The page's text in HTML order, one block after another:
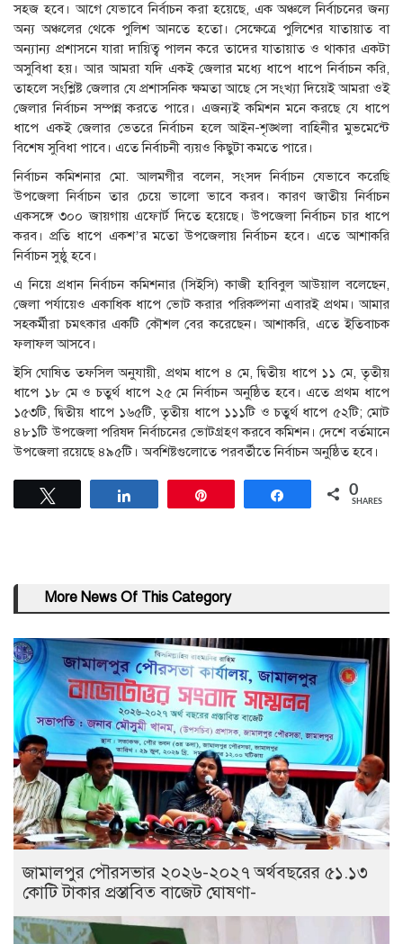
সহজ হবে। আগে যেভাবে নির্বাচন করা হয়েছে, এক অঞ্চলে নির্বাচনের জন্য
অন্য অঞ্চলের থেকে পুলিশ আনতে হতো। সেক্ষেত্রে পুলিশের যাতায়াত বা
অন্যান্য প্রশাসনে যারা দায়িত্ব পালন করে তাদের যাতায়াত ও থাকার একটা
অসুবিধা হয়। আর আমরা যদি একই জেলার মধ্যে ধাপে ধাপে নির্বাচন করি,
তাহলে সংশ্লিষ্ট জেলার যে প্রশাসনিক ক্ষমতা আছে সে সংখ্যা দিয়েই আমরা ওই
জেলার নির্বাচন সম্পন্ন করতে পারে। এজন্যই কমিশন মনে করছে যে ধাপে
ধাপে একই জেলার ভেতরে নির্বাচন হলে আইন-শৃঙ্খলা বাহিনীর মুভমেন্টে
বিশেষ সুবিধা পাবে। এতে নির্বাচনী ব্যয়ও কিছুটা কমতে পারে।
নির্বাচন কমিশনার মো. আলমগীর বলেন, সংসদ নির্বাচন যেভাবে করেছি
উপজেলা নির্বাচন তার চেয়ে ভালো ভাবে করব। কারণ জাতীয় নির্বাচন
একসঙ্গে ৩০০ জায়গায় এফোর্ট দিতে হয়েছে। উপজেলা নির্বাচন চার ধাপে
করব। প্রতি ধাপে একশ’র মতো উপজেলায় নির্বাচন হবে। এতে আশাকরি
নির্বাচন সুষ্ঠু হবে।
এ নিয়ে প্রধান নির্বাচন কমিশনার (সিইসি) কাজী হাবিবুল আউয়াল বলেছেন,
জেলা পর্যায়েও একাধিক ধাপে ভোট করার পরিকল্পনা এবারই প্রথম। আমার
সহকর্মীরা চমৎকার একটি কৌশল বের করেছেন। আশাকরি, এতে ইতিবাচক
ফলাফল আসবে।
ইসি ঘোষিত তফসিল অনুযায়ী, প্রথম ধাপে ৪ মে, দ্বিতীয় ধাপে ১১ মে, তৃতীয়
ধাপে ১৮ মে ও চতুর্থ ধাপে ২৫ মে নির্বাচন অনুষ্ঠিত হবে। এতে প্রথম ধাপে
১৫৩টি, দ্বিতীয় ধাপে ১৬৫টি, তৃতীয় ধাপে ১১১টি ও চতুর্থ ধাপে ৫২টি; মোট
৪৮১টি উপজেলা পরিষদ নির্বাচনের ভোটগ্রহণ করবে কমিশন। দেশে বর্তমানে
উপজেলা রয়েছে ৪৯৫টি। অবশিষ্টগুলোতে পরবর্তীতে নির্বাচন অনুষ্ঠিত হবে।
Share 0
SHARES
More News Of This Category
জামালপুর পৌরসভার ২০২৬-২০২৭ অর্থবছরের ৫১.১৩
কোটি টাকার প্রস্তাবিত বাজেট ঘোষণা-